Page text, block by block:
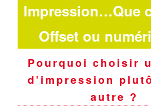
Impression…Que
Offset ou
Pourquoi choisir
d’impression
autre ?